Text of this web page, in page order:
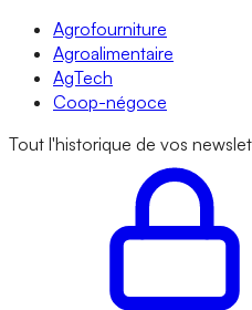
Agrofourniture
Agroalimentaire
AgTech
Coop-négoce
Tout l'historique de vos